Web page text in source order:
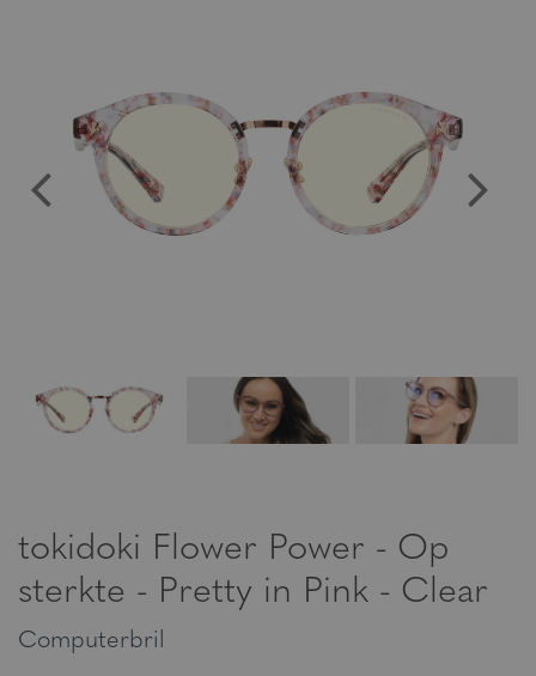
tokidoki Flower Power - Op
sterkte - Pretty in Pink - Clear
Computerbril